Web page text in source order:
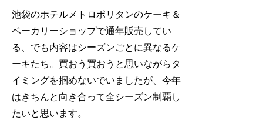
池袋のホテルメトロポリタンのケーキ＆
ベーカリーショップで通年販売してい
る、でも内容はシーズンごとに異なるケ
ーキたち。買おう買おうと思いながらタ
イミングを掴めないでいましたが、今年
はきちんと向き合って全シーズン制覇し
たいと思います。